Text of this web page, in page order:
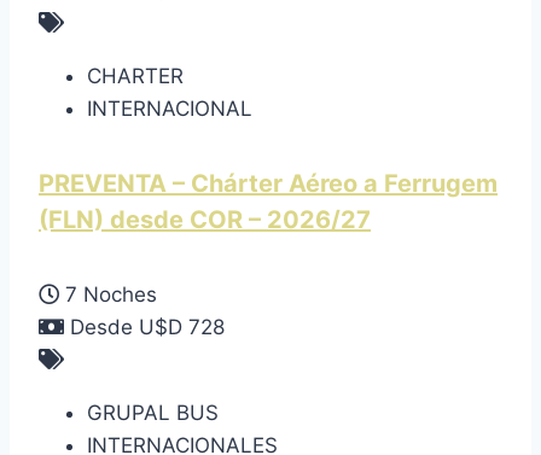
CHARTER
INTERNACIONAL
PREVENTA – Chárter Aéreo a Ferrugem
(FLN) desde COR – 2026/27
7 Noches
Desde U$D 728
GRUPAL BUS
INTERNACIONALES